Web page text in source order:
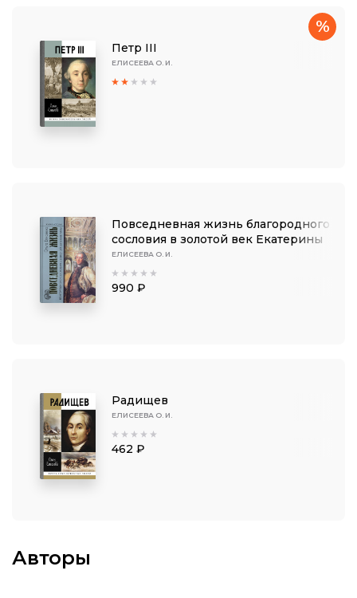
Петр III
ЕЛИСЕЕВА О. И.
%
Повседневная жизнь благородного
сословия в золотой век Екатерины
ЕЛИСЕЕВА О. И.
990 ₽
Радищев
ЕЛИСЕЕВА О. И.
462 ₽
Авторы